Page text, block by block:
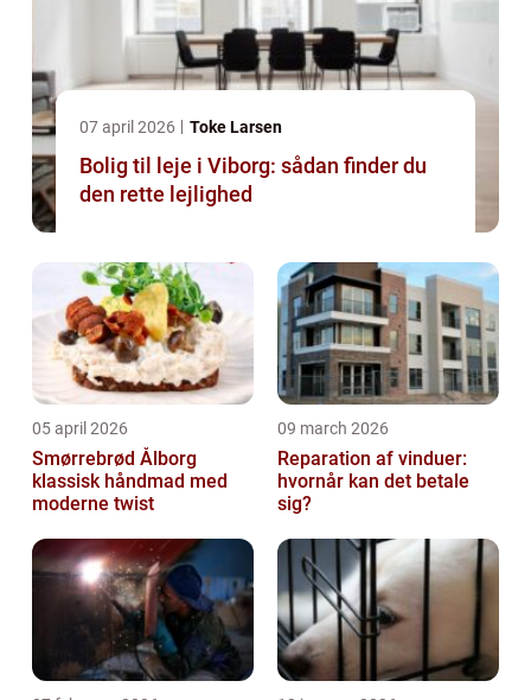
07 april 2026 Toke Larsen
Bolig til leje i Viborg: sådan finder du
den rette lejlighed
05 april 2026
Smørrebrød Ålborg
klassisk håndmad med
moderne twist
09 march 2026
Reparation af vinduer:
hvornår kan det betale
sig?